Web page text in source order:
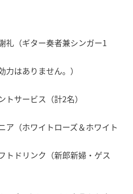
礼（ギター奏者兼シンガー1
力はありません。）
トサービス（計2名）
ア（ホワイトローズ＆ホワイト
トドリンク（新郎新婦・ゲス